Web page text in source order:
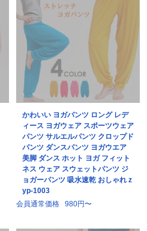
かわいい ヨガパンツ ロング レデ
ィース ヨガウェア スポーツウェア
パンツ サルエルパンツ クロップド
パンツ ダンスパンツ ヨガウエア
美脚 ダンス ホット ヨガ フィット
ネス ウェア スウェットパンツ ジ
ョガーパンツ 吸水速乾 おしゃれ z
yp-1003
会員通常価格
980円〜